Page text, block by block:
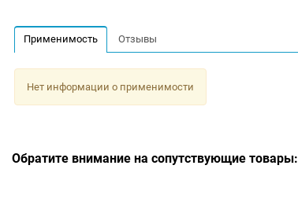
Применимость Отзывы
Нет информации о применимости
Обратите внимание на сопутствующие товары: